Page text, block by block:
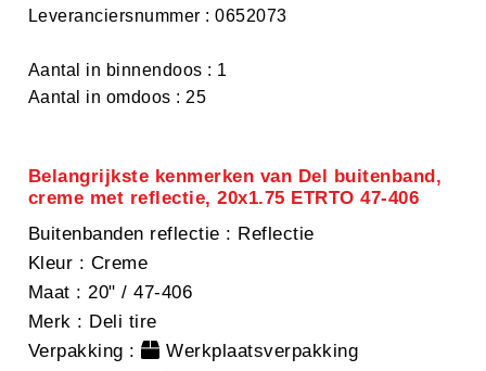
Leveranciersnummer : 0652073
Aantal in binnendoos : 1
Aantal in omdoos : 25
Belangrijkste kenmerken van Del buitenband,
creme met reflectie, 20x1.75 ETRTO 47-406
Buitenbanden reflectie : Reflectie
Kleur : Creme
Maat : 20" / 47-406
Merk : Deli tire
Verpakking : Werkplaatsverpakking